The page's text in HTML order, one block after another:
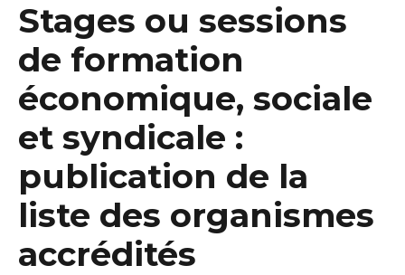
Stages ou sessions
de formation
économique, sociale
et syndicale :
publication de la
liste des organismes
accrédités